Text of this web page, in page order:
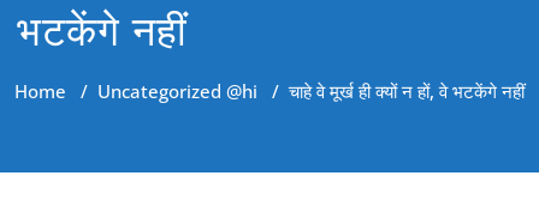
भटकेंगे नहीं
Home / Uncategorized @hi /चाहे वे मूर्ख ही क्यों न हों, वे भटकेंगे नहीं